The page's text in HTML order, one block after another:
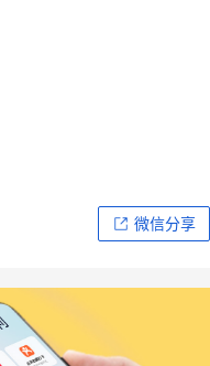
微信分享